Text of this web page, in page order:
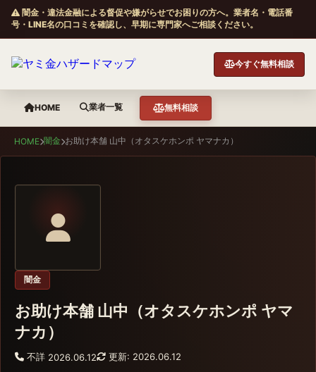
闇金・違法金融による督促や嫌がらせでお困りの方へ。業者名・電話番
号・LINE名の口コミを確認し、早期に専門家へご相談ください。
今すぐ無料相談
HOME 業者一覧 無料相談
HOME 闇金 お助け本舗 山中（オタスケホンポ ヤマナカ）
闇金
お助け本舗 山中（オタスケホンポ ヤマ
ナカ）
不詳 2026.06.12 更新: 2026.06.12